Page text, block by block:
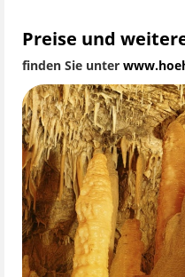
Preise und
finden Sie unter